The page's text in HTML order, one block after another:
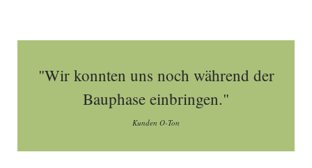
"Wir konnten uns noch während der
Bauphase einbringen."
Kunden O-Ton